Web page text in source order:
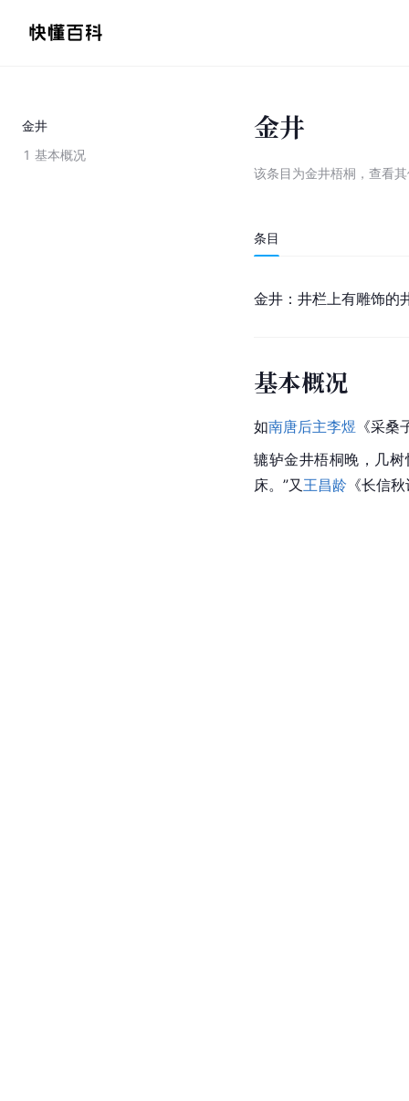
金井
1 基本概况
金井
该条目为金井梧桐 ， 查看
条目
金井：井栏上有雕饰的
基本概况
如南唐后主李煜 《采桑
辘轳金井梧桐晚，几树
床。”又 王昌龄 《长信秋